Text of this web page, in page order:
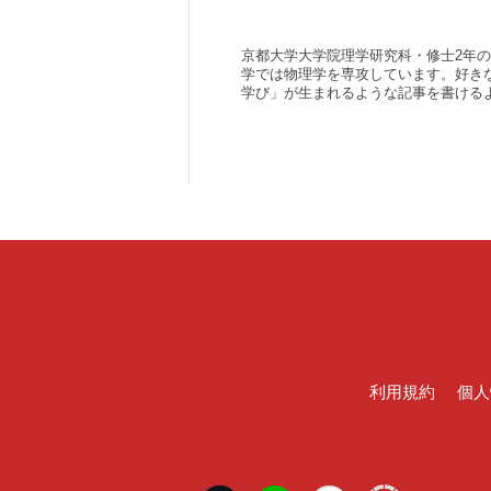
京都大学大学院理学研究科・修士2年
学では物理学を専攻しています。好
学び」が生まれるような記事を書ける
利用規約 個